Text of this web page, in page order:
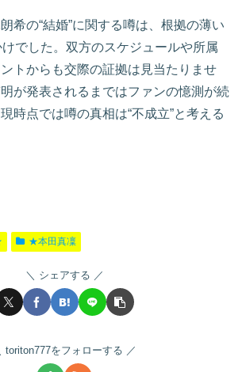
希の“結婚”に関する噂は、根拠の薄い
でした。双方のスケジュールや所属
トからも交際の証拠は見当たりませ
が発表されるまではファンの憶測が続
時点では噂の真相は“不成立”と考える
★本田真凜
シェアする
toriton777をフォローする